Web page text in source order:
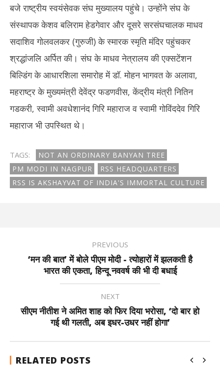
बजे राष्ट्रीय स्वयंसेवक संघ मुख्यालय पहुंचे। उन्होंने संघ के
संस्थापक केशव बलिराम हेडगेवार और दूसरे सरसंघचालक माधव
सदाशिव गोलवलकर (गुरुजी) के स्मारक स्मृति मंदिर पहुंचकर
श्रद्धांजलि अर्पित की। संघ के माधव नेत्रालय की एक्सटेंशन
बिल्डिंग के आधारशिला समारोह में डॉ. मोहन भागवत के अलावा,
महराष्ट्र के मुख्यमंत्री देवेंद्र फडणवीस, केंद्रीय मंत्री नितिन
गडकरी, स्वामी अवधेशानंद गिरि महाराज व स्वामी गोविंददेव गिरि
महाराज भी उपस्थित थे।
TAGS:
NOT AN ORDINARY BANYAN TREE
PM MODI IN NAGPUR
RSS HEADQUARTERS
RSS IS AKSHAYVAT OF INDIA'S IMMORTAL CULTURE
PREVIOUS
‘मन की बात’ में बोले पीएम मोदी - त्योहारों में झलकती है
भारत की एकता, हिन्दू नववर्ष की भी दी बधाई
NEXT
सीएम नीतीश ने अमित शाह को फिर दिया भरोसा, ‘दो बार हो
गई थी गलती, अब इधर-उधर नहीं होगा’
RELATED POSTS